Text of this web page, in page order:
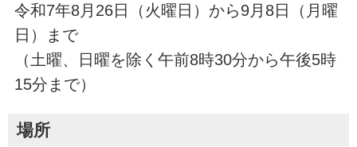
令和7年8月26日（火曜日）から9月8日（月曜
日）まで
（土曜、日曜を除く午前8時30分から午後5時
15分まで）
場所